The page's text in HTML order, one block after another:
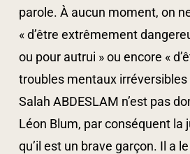
parole. À aucun moment, on
« d’être extrêmement
ou pour autrui » ou encore «
troubles mentaux irréversibles
Salah ABDESLAM n’est pas
Léon Blum, par conséquent la
qu’il est un brave garçon. Il a